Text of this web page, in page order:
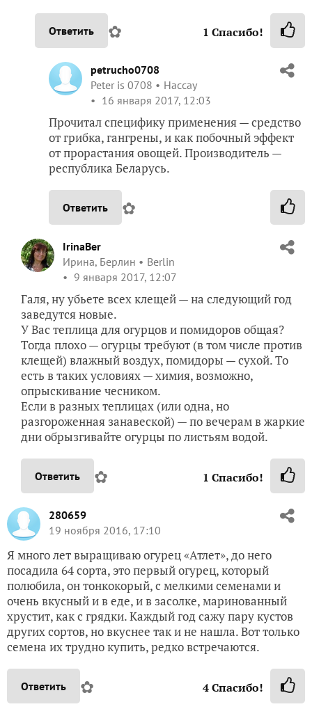
Ответить ✿ 1 Спасибо!
petrucho0708
Peter is 0708
Нассау
16 января 2017, 12:03
Прочитал специфику применения — средство
от грибка, гангрены, и как побочный эффект
от прорастания овощей. Производитель —
республика Беларусь.
Ответить ✿
IrinaBer
Ирина, Берлин
Berlin
9 января 2017, 12:07
Галя, ну убьете всех клещей — на следующий год
заведутся новые.
У Вас теплица для огурцов и помидоров общая?
Тогда плохо — огурцы требуют (в том числе против
клещей) влажный воздух, помидоры — сухой. То
есть в таких условиях — химия, возможно,
опрыскивание чесником.
Если в разных теплицах (или одна, но
разгороженная занавеской) — по вечерам в жаркие
дни обрызгивайте огурцы по листьям водой.
Ответить ✿ 1 Спасибо!
280659
19 ноября 2016, 17:10
Я много лет выращиваю огурец «Атлет», до него
посадила 64 сорта, это первый огурец, который
полюбила, он тонкокорый, с мелкими семенами и
очень вкусный и в еде, и в засолке, маринованный
хрустит, как с грядки. Каждый год сажу пару кустов
других сортов, но вкуснее так и не нашла. Вот только
семена их трудно купить, редко встречаются.
Ответить ✿ 4Спасибо!